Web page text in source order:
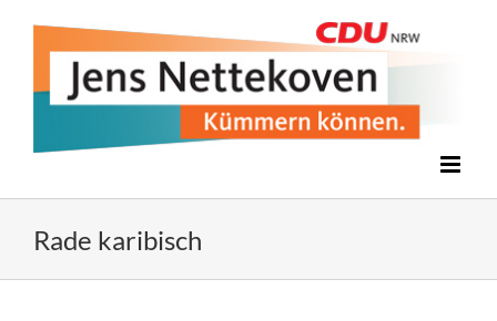
Rade karibisch